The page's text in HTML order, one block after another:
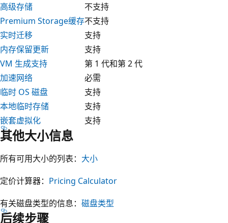
高级存储
不支持
Premium Storage缓存不支持
实时迁移
支持
内存保留更新
支持
VM 生成支持
第 1 代和第 2 代
加速网络
必需
临时 OS 磁盘
支持
本地临时存储
支持
嵌套虚拟化
支持
其他大小信息
所有可用大小的列表： 大小
定价计算器： Pricing Calculator
有关磁盘类型的信息： 磁盘类型
后续步骤